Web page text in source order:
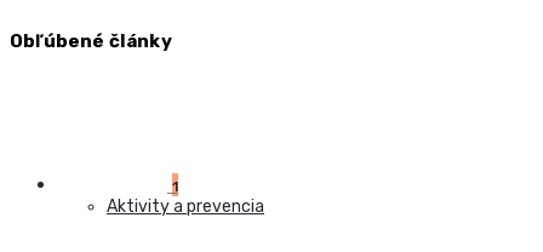
Obľúbené články
1
Aktivity a prevencia